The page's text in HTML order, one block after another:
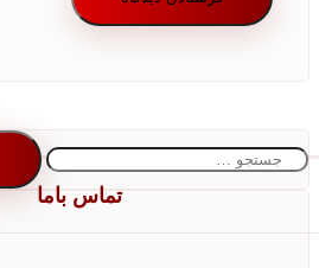
برای:
تماس باما